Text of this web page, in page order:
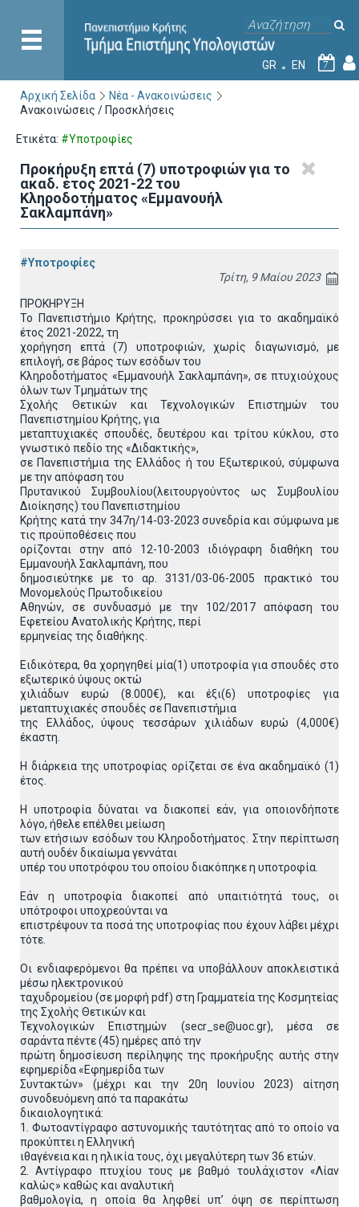
GR EN 7
Αρχική Σελίδα
Νέα - Ανακοινώσεις
Ανακοινώσεις / Προσκλήσεις
Ετικέτα: #Υποτροφίες
Προκήρυξη επτά (7) υποτροφιών για το
ακαδ. έτος 2021-22 του
Κληροδοτήματος «Εμμανουήλ
Σακλαμπάνη»
#Υποτροφίες
Τρίτη, 9 Μαίου 2023
ΠΡΟΚΗΡΥΞΗ
Το Πανεπιστήμιο Κρήτης, προκηρύσσει για το ακαδημαϊκό
έτος 2021-2022, τη
χορήγηση επτά (7) υποτροφιών, χωρίς διαγωνισμό, με
επιλογή, σε βάρος των εσόδων του
Κληροδοτήματος «Εμμανουήλ Σακλαμπάνη», σε πτυχιούχους
όλων των Τμημάτων της
Σχολής Θετικών και Τεχνολογικών Επιστημών του
Πανεπιστημίου Κρήτης, για
μεταπτυχιακές σπουδές, δευτέρου και τρίτου κύκλου, στο
γνωστικό πεδίο της «Διδακτικής»,
σε Πανεπιστήμια της Ελλάδος ή του Εξωτερικού, σύμφωνα
με την απόφαση του
Πρυτανικού Συμβουλίου(λειτουργούντος ως Συμβουλίου
Διοίκησης) του Πανεπιστημίου
Κρήτης κατά την 347η/14-03-2023 συνεδρία και σύμφωνα με
τις προϋποθέσεις που
ορίζονται στην από 12-10-2003 ιδιόγραφη διαθήκη του
Εμμανουήλ Σακλαμπάνη, που
δημοσιεύτηκε με το αρ. 3131/03-06-2005 πρακτικό του
Μονομελούς Πρωτοδικείου
Αθηνών, σε συνδυασμό με την 102/2017 απόφαση του
Εφετείου Ανατολικής Κρήτης, περί
ερμηνείας της διαθήκης.
Ειδικότερα, θα χορηγηθεί μία(1) υποτροφία για σπουδές στο
εξωτερικό ύψους οκτώ
χιλιάδων ευρώ (8.000€), και έξι(6) υποτροφίες για
μεταπτυχιακές σπουδές σε Πανεπιστήμια
της Ελλάδος, ύψους τεσσάρων χιλιάδων ευρώ (4,000€)
έκαστη.
Η διάρκεια της υποτροφίας ορίζεται σε ένα ακαδημαϊκό (1)
έτος.
Η υποτροφία δύναται να διακοπεί εάν, για οποιονδήποτε
λόγο, ήθελε επέλθει μείωση
των ετήσιων εσόδων του Κληροδοτήματος. Στην περίπτωση
αυτή ουδέν δικαίωμα γεννάται
υπέρ του υποτρόφου του οποίου διακόπηκε η υποτροφία.
Εάν η υποτροφία διακοπεί από υπαιτιότητά τους, οι
υπότροφοι υποχρεούνται να
επιστρέψουν τα ποσά της υποτροφίας που έχουν λάβει μέχρι
τότε.
Οι ενδιαφερόμενοι θα πρέπει να υποβάλλουν αποκλειστικά
μέσω ηλεκτρονικού
ταχυδρομείου (σε μορφή pdf) στη Γραμματεία της Κοσμητείας
της Σχολής Θετικών και
Τεχνολογικών Επιστημών (secr_se@uoc.gr), μέσα σε
σαράντα πέντε (45) ημέρες από την
πρώτη δημοσίευση περίληψης της προκήρυξης αυτής στην
εφημερίδα «Eφημερίδα των
Συντακτών» (μέχρι και την 20η Ιουνίου 2023) αίτηση
συνοδευόμενη από τα παρακάτω
δικαιολογητικά:
1. Φωτοαντίγραφο αστυνομικής ταυτότητας από το οποίο να
προκύπτει η Ελληνική
ιθαγένεια και η ηλικία τους, όχι μεγαλύτερη των 36 ετών.
2. Αντίγραφο πτυχίου τους με βαθμό τουλάχιστον «Λίαν
καλώς» καθώς και αναλυτική
βαθμολογία, η οποία θα ληφθεί υπ’ όψη σε περίπτωση